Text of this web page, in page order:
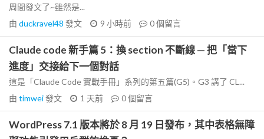
周間發文了~雖然是...
由 duckravel48 發文 9 小時前 0個留言
Claude code 新手篇 5：換 section 不斷線 — 把「當下
進度」交接給下一個對話
這是「Claude Code 實戰手冊」系列的第五篇(G5)。G3 講了 CL...
由 timwei發文 1 天前 0個留言
WordPress 7.1 版本將於 8 月 19 日發布，其中表格無障